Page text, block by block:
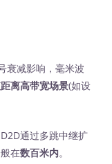
衰减影响，毫米波
离高带宽场景(如设
通过多跳中继扩
在数百米内。